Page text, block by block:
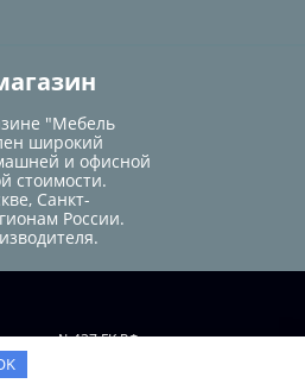
"Мебель
широкий
и офисной
стоимости.
Санкт-
России.
статьи №437 ГК РФ.